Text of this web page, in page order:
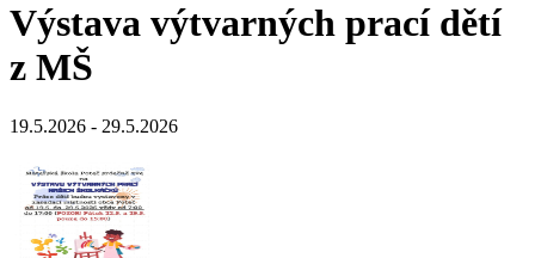
Výstava výtvarných prací dětí
z MŠ
19.5.2026 - 29.5.2026